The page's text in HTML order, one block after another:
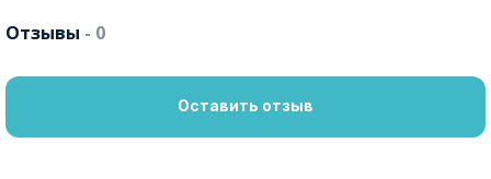
Отзывы - 0
Оставить отзыв